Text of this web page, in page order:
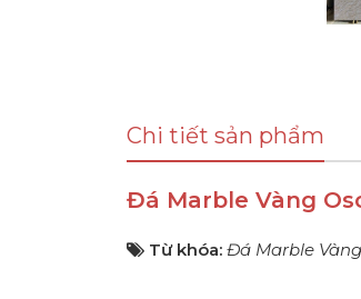
Chi tiết sản phẩm
Đá Marble Vàng
Từ khóa: Đá Marble